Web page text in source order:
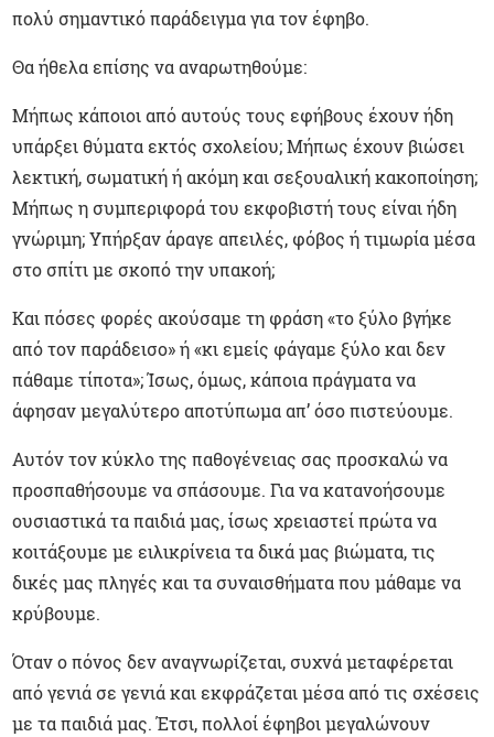
πολύ σημαντικό παράδειγμα για τον έφηβο.
Θα ήθελα επίσης να αναρωτηθούμε:
Μήπως κάποιοι από αυτούς τους εφήβους έχουν ήδη
υπάρξει θύματα εκτός σχολείου; Μήπως έχουν βιώσει
λεκτική, σωματική ή ακόμη και σεξουαλική κακοποίηση;
Μήπως η συμπεριφορά του εκφοβιστή τους είναι ήδη
γνώριμη; Υπήρξαν άραγε απειλές, φόβος ή τιμωρία μέσα
στο σπίτι με σκοπό την υπακοή;
Και πόσες φορές ακούσαμε τη φράση «το ξύλο βγήκε
από τον παράδεισο» ή «κι εμείς φάγαμε ξύλο και δεν
πάθαμε τίποτα»; Ίσως, όμως, κάποια πράγματα να
άφησαν μεγαλύτερο αποτύπωμα απ’ όσο πιστεύουμε.
Αυτόν τον κύκλο της παθογένειας σας προσκαλώ να
προσπαθήσουμε να σπάσουμε. Για να κατανοήσουμε
ουσιαστικά τα παιδιά μας, ίσως χρειαστεί πρώτα να
κοιτάξουμε με ειλικρίνεια τα δικά μας βιώματα, τις
δικές μας πληγές και τα συναισθήματα που μάθαμε να
κρύβουμε.
Όταν ο πόνος δεν αναγνωρίζεται, συχνά μεταφέρεται
από γενιά σε γενιά και εκφράζεται μέσα από τις σχέσεις
με τα παιδιά μας. Έτσι, πολλοί έφηβοι μεγαλώνουν